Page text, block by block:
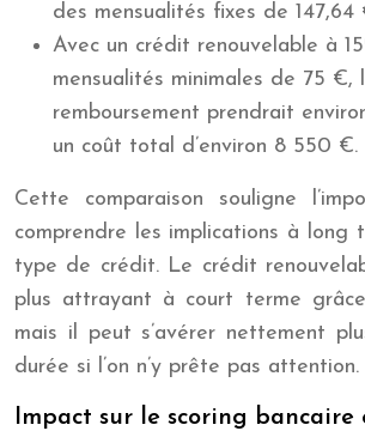
des mensualités fixes de 147,64
Avec un crédit renouvelable à
mensualités minimales de 75 €,
remboursement prendrait
un coût total d’environ 8 550 €.
Cette comparaison souligne
comprendre les implications à long
type de crédit. Le crédit
plus attrayant à court terme
mais il peut s’avérer nettement
durée si l’on n’y prête pas attention.
Impact sur le scoring bancaire